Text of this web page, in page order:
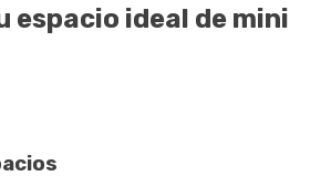
espacio ideal de mini